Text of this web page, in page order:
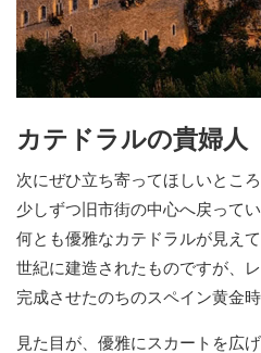
カテドラルの貴婦人
次にぜひ立ち寄ってほしいところ
少しずつ旧市街の中心へ戻って
何とも優雅なカテドラルが見え
世紀に建造されたものですが、
完成させたのちのスペイン黄金
見た目が、優雅にスカートを広